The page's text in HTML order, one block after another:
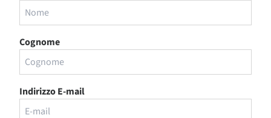
Cognome
Indirizzo E-mail